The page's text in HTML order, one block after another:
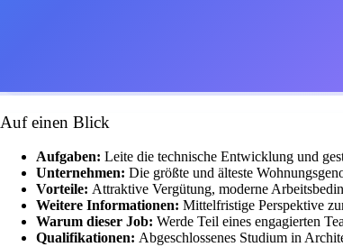
Auf einen Blick
Aufgaben: Leite die technische Entwicklung und
Unternehmen: Die größte und älteste
Vorteile: Attraktive Vergütung, moderne
Weitere Informationen: Mittelfristige Perspektive
Warum dieser Job: Werde Teil eines engagierten
Qualifikationen: Abgeschlossenes Studium in